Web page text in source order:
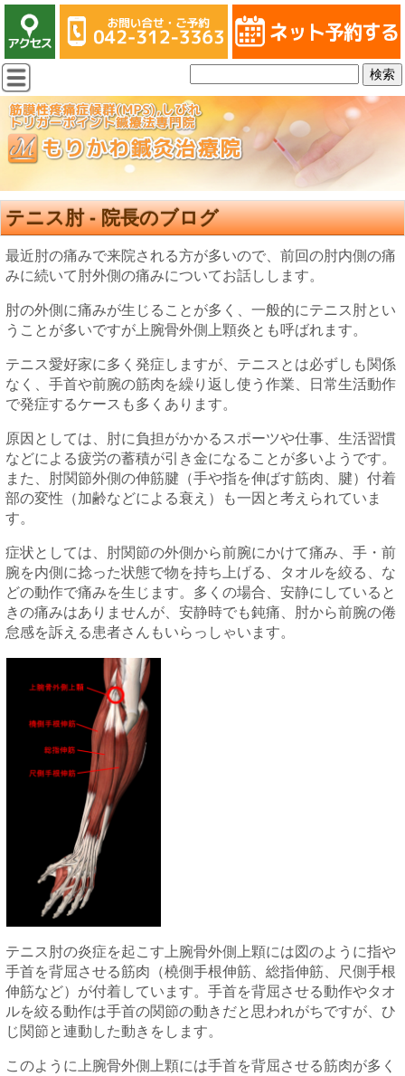
テニス肘 - 院長のブログ
最近肘の痛みで来院される方が多いので、前回の肘内側の痛
みに続いて肘外側の痛みについてお話しします。
肘の外側に痛みが生じることが多く、一般的にテニス肘とい
うことが多いですが上腕骨外側上顆炎とも呼ばれます。
テニス愛好家に多く発症しますが、テニスとは必ずしも関係
なく、手首や前腕の筋肉を繰り返し使う作業、日常生活動作
で発症するケースも多くあります。
原因としては、肘に負担がかかるスポーツや仕事、生活習慣
などによる疲労の蓄積が引き金になることが多いようです。
また、肘関節外側の伸筋腱（手や指を伸ばす筋肉、腱）付着
部の変性（加齢などによる衰え）も一因と考えられていま
す。
症状としては、肘関節の外側から前腕にかけて痛み、手・前
腕を内側に捻った状態で物を持ち上げる、タオルを絞る、な
どの動作で痛みを生じます。多くの場合、安静にしていると
きの痛みはありませんが、安静時でも鈍痛、肘から前腕の倦
怠感を訴える患者さんもいらっしゃいます。
テニス肘の炎症を起こす上腕骨外側上顆には図のように指や
手首を背屈させる筋肉（橈側手根伸筋、総指伸筋、尺側手根
伸筋など）が付着しています。手首を背屈させる動作やタオ
ルを絞る動作は手首の関節の動きだと思われがちですが、ひ
じ関節と連動した動きをします。
このように上腕骨外側上顆には手首を背屈させる筋肉が多く